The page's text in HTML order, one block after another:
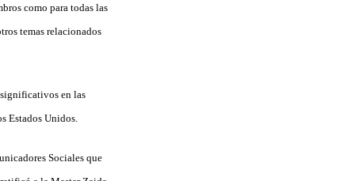
como para todas las
temas relacionados
en las
Estados Unidos.
Sociales que